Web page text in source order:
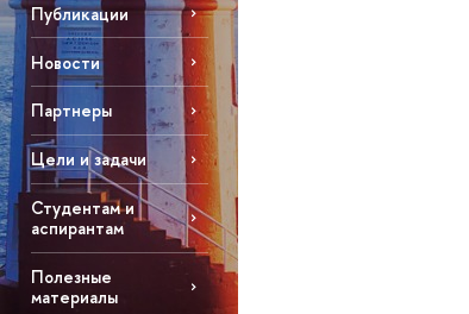
Публикации
Новости
Партнеры
Цели и задачи
Студентам и
аспирантам
Полезные
материалы